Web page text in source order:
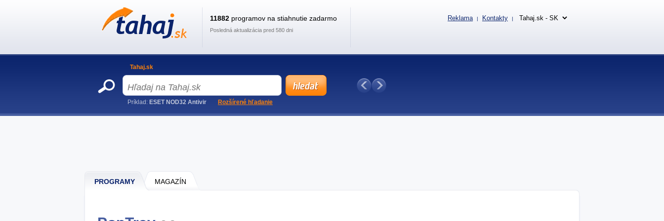
PROGRAMY MAGAZÍN
11882 programov na stiahnutie zadarmo
Posledná aktualizácia pred 580 dni
Reklama | Kontakty |
Tahaj.sk
Príklad: ESET NOD32 Antivir Rozšírené hľadanie